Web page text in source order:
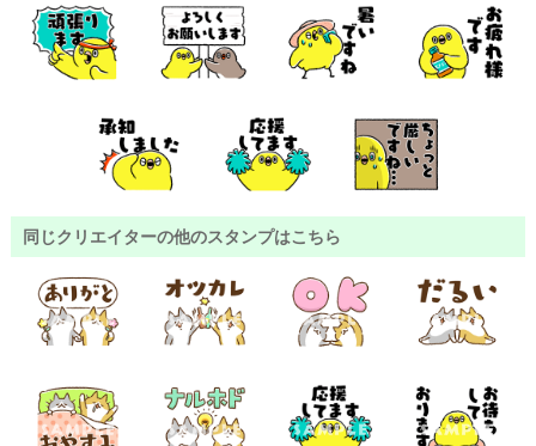
同じクリエイターの他のスタンプはこちら